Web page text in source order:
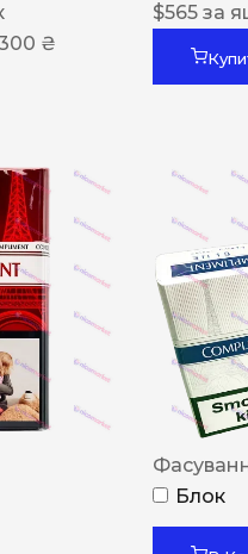
₴
$565 за
Блок